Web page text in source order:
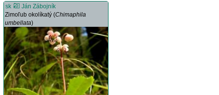
sk
Ján Zábojník
Zimoľub okolíkatý (Chimaphila
umbellata)